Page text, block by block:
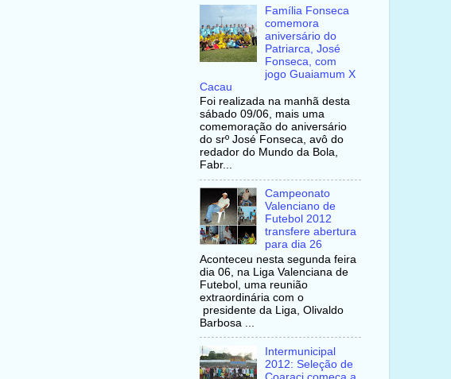
Família Fonseca
comemora
aniversário do
Patriarca, José
Fonseca, com
jogo Guaiamum X
Cacau
Foi realizada na manhã desta
sábado 09/06, mais uma
comemoração do aniversário
do srº José Fonseca, avô do
redador do Mundo da Bola,
Fabr...
Campeonato
Valenciano de
Futebol 2012
transfere abertura
para dia 26
Aconteceu nesta segunda feira
dia 06, na Liga Valenciana de
Futebol, uma reunião
extraordinária com o
presidente da Liga, Olivaldo
Barbosa ...
Intermunicipal
2012: Seleção de